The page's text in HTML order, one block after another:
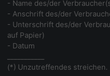
- Name des/der
- Anschrift des/der
- Unterschrift des/der
auf Papier)
- Datum
(*) Unzutreffendes streichen.